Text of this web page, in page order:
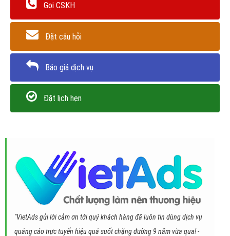
Gọi CSKH
Đặt câu hỏi
Báo giá dịch vụ
Đặt lịch hẹn
"VietAds gửi lời cảm ơn tới quý khách hàng đã luôn tin dùng dịch vụ
quảng cáo trực tuyến hiệu quả suốt chặng đường 9 năm vừa qua! -